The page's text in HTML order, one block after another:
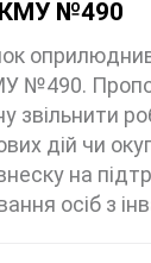
КМУ №490
№490.
звільнити
дій чи
на
осіб з